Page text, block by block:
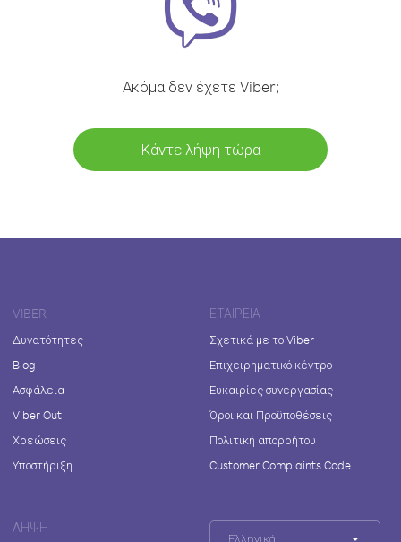
Ακόμα δεν έχετε Viber;
Κάντε λήψη τώρα
VIBER
Δυνατότητες
Blog
Ασφάλεια
Viber Out
Χρεώσεις
Υποστήριξη
ΕΤΑΙΡΕΊΑ
Σχετικά με το Viber
Επιχειρηματικό κέντρο
Ευκαιρίες συνεργασίας
Όροι και Προϋποθέσεις
Πολιτική απορρήτου
Customer Complaints Code
ΛΉΨΗ
Ελληνικά